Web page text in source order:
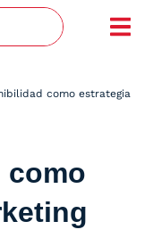
como estrategia
como